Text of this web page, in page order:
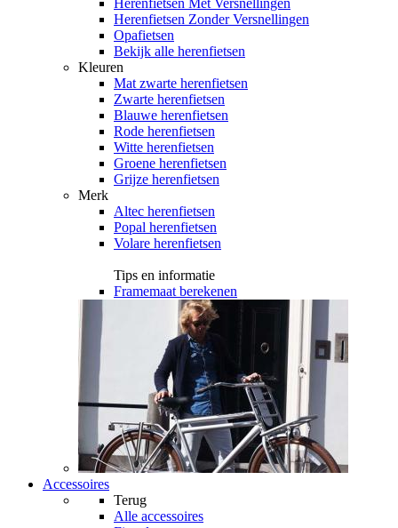
Herenfietsen Met Versnellingen
Herenfietsen Zonder Versnellingen
Opafietsen
Bekijk alle herenfietsen
Kleuren
Mat zwarte herenfietsen
Zwarte herenfietsen
Blauwe herenfietsen
Rode herenfietsen
Witte herenfietsen
Groene herenfietsen
Grijze herenfietsen
Merk
Altec herenfietsen
Popal herenfietsen
Volare herenfietsen
Tips en informatie
Framemaat berekenen
Accessoires
Terug
Alle accessoires